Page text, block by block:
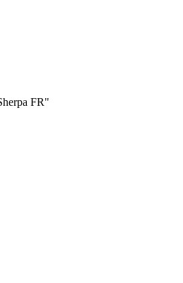
FR"